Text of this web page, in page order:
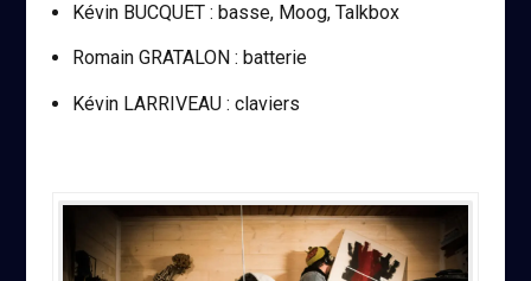
Kévin BUCQUET : basse, Moog, Talkbox
Romain GRATALON : batterie
Kévin LARRIVEAU : claviers